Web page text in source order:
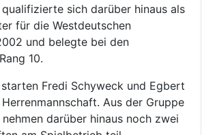
sich darüber hinaus als
für die Westdeutschen
und belegte bei den
10.
Fredi Schyweck und Egbert
Aus der Gruppe
darüber hinaus noch zwei